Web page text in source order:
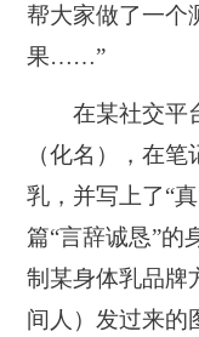
帮大家做了一个
果……”
在某社交平台
（化名），在
乳，并写上了“
篇“言辞诚恳”的
制某身体乳品牌
间人）发过来的